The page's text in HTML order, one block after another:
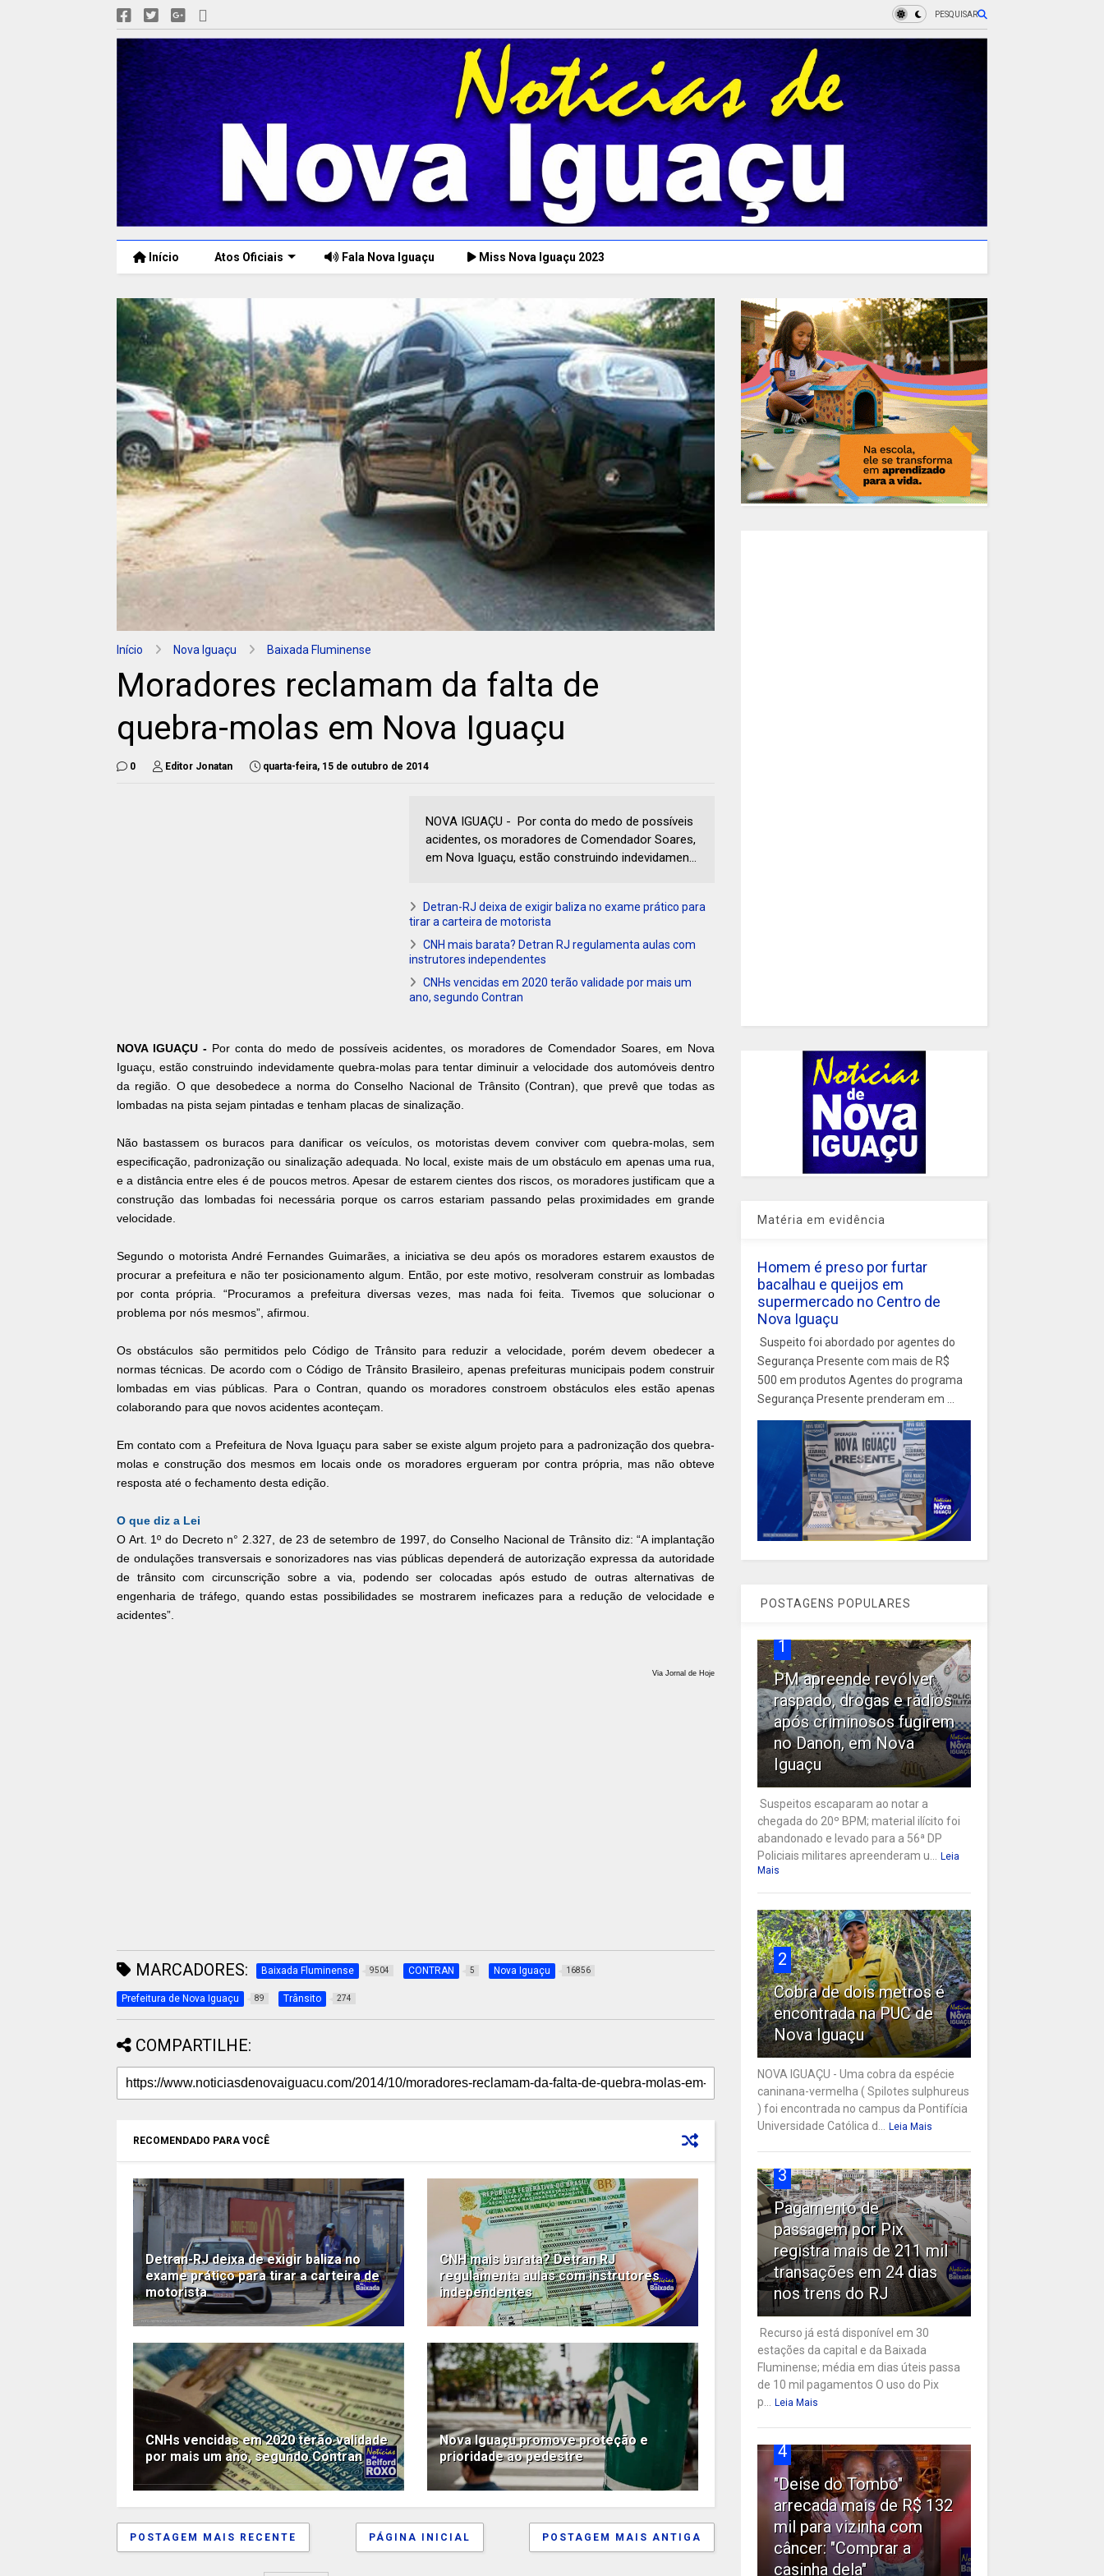
PESQUISAR
Início Atos Oficiais Fala Nova Iguaçu Miss Nova Iguaçu 2023
Início Nova Iguaçu Baixada Fluminense
Moradores reclamam da falta de
quebra-molas em Nova Iguaçu
0 Editor Jonatan quarta-feira, 15 de outubro de 2014
NOVA IGUAÇU - Por conta do medo de possíveis
acidentes, os moradores de Comendador Soares,
em Nova Iguaçu, estão construindo indevidamen...
Detran-RJ deixa de exigir baliza no exame prático para
tirar a carteira de motorista
CNH mais barata? Detran RJ regulamenta aulas com
instrutores independentes
CNHs vencidas em 2020 terão validade por mais um
ano, segundo Contran
NOVA IGUAÇU - Por conta do medo de possíveis acidentes, os moradores de Comendador Soares, em Nova
Iguaçu, estão construindo indevidamente quebra-molas para tentar diminuir a velocidade dos automóveis dentro
da região. O que desobedece a norma do Conselho Nacional de Trânsito (Contran), que prevê que todas as
lombadas na pista sejam pintadas e tenham placas de sinalização.
Não bastassem os buracos para danificar os veículos, os motoristas devem conviver com quebra-molas, sem
especificação, padronização ou sinalização adequada. No local, existe mais de um obstáculo em apenas uma rua,
e a distância entre eles é de poucos metros. Apesar de estarem cientes dos riscos, os moradores justificam que a
construção das lombadas foi necessária porque os carros estariam passando pelas proximidades em grande
velocidade.
Segundo o motorista André Fernandes Guimarães, a iniciativa se deu após os moradores estarem exaustos de
procurar a prefeitura e não ter posicionamento algum. Então, por este motivo, resolveram construir as lombadas
por conta própria. “Procuramos a prefeitura diversas vezes, mas nada foi feita. Tivemos que solucionar o
problema por nós mesmos”, afirmou.
Os obstáculos são permitidos pelo Código de Trânsito para reduzir a velocidade, porém devem obedecer a
normas técnicas. De acordo com o Código de Trânsito Brasileiro, apenas prefeituras municipais podem construir
lombadas em vias públicas. Para o Contran, quando os moradores constroem obstáculos eles estão apenas
colaborando para que novos acidentes aconteçam.
Em contato com a Prefeitura de Nova Iguaçu para saber se existe algum projeto para a padronização dos quebra-
molas e construção dos mesmos em locais onde os moradores ergueram por contra própria, mas não obteve
resposta até o fechamento desta edição.
O que diz a Lei
O Art. 1º do Decreto n° 2.327, de 23 de setembro de 1997, do Conselho Nacional de Trânsito diz: “A implantação
de ondulações transversais e sonorizadores nas vias públicas dependerá de autorização expressa da autoridade
de trânsito com circunscrição sobre a via, podendo ser colocadas após estudo de outras alternativas de
engenharia de tráfego, quando estas possibilidades se mostrarem ineficazes para a redução de velocidade e
acidentes”.
Via Jornal de Hoje
MARCADORES: Baixada Fluminense 9504 CONTRAN 5 Nova Iguaçu 16856
Prefeitura de Nova Iguaçu 89 Trânsito 274
COMPARTILHE:
RECOMENDADO PARA VOCÊ
Detran-RJ deixa de exigir baliza no
exame prático para tirar a carteira de
motorista
CNH mais barata? Detran RJ
regulamenta aulas com instrutores
independentes
CNHs vencidas em 2020 terão validade
por mais um ano, segundo Contran
Nova Iguaçu promove proteção e
prioridade ao pedestre
POSTAGEM MAIS RECENTE POSTAGEM MAIS ANTIGA
PÁGINA INICIAL
Matéria em evidência
Homem é preso por furtar
bacalhau e queijos em
supermercado no Centro de
Nova Iguaçu
Suspeito foi abordado por agentes do
Segurança Presente com mais de R$
500 em produtos Agentes do programa
Segurança Presente prenderam em ...
POSTAGENS POPULARES
1
PM apreende revólver
raspado, drogas e rádios
após criminosos fugirem
no Danon, em Nova
Iguaçu
Suspeitos escaparam ao notar a
chegada do 20º BPM; material ilícito foi
abandonado e levado para a 56ª DP
Policiais militares apreenderam u...
Leia
Mais
2
Cobra de dois metros é
encontrada na PUC de
Nova Iguaçu
NOVA IGUAÇU - Uma cobra da espécie
caninana-vermelha ( Spilotes sulphureus
) foi encontrada no campus da Pontifícia
Universidade Católica d...
Leia Mais
3
Pagamento de
passagem por Pix
registra mais de 211 mil
transações em 24 dias
nos trens do RJ
Recurso já está disponível em 30
estações da capital e da Baixada
Fluminense; média em dias úteis passa
de 10 mil pagamentos O uso do Pix
p...
Leia Mais
4
"Deise do Tombo"
arrecada mais de R$ 132
mil para vizinha com
câncer: "Comprar a
casinha dela"